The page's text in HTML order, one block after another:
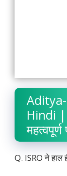
Hindi |
Q. ISRO ने हाल